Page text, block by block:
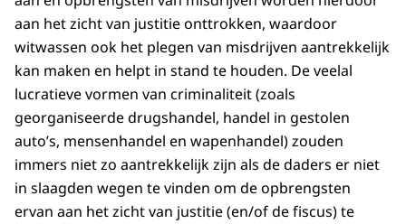
aan het zicht van justitie onttrokken, waardoor
witwassen ook het plegen van misdrijven aantrekkelijk
kan maken en helpt in stand te houden. De veelal
lucratieve vormen van criminaliteit (zoals
georganiseerde drugshandel, handel in gestolen
auto’s, mensenhandel en wapenhandel) zouden
immers niet zo aantrekkelijk zijn als de daders er niet
in slaagden wegen te vinden om de opbrengsten
ervan aan het zicht van justitie (en/of de fiscus) te